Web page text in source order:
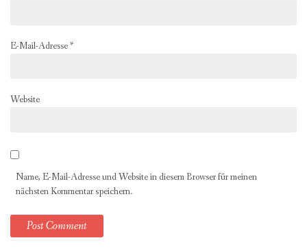
E-Mail-Adresse*
Website
Name, E-Mail-Adresse und Website in diesem Browser für meinen
nächsten Kommentar speichern.